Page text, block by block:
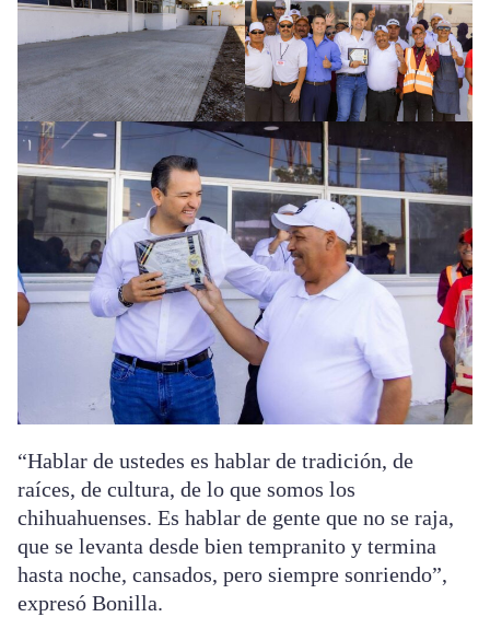
“Hablar de ustedes es hablar de tradición, de
raíces, de cultura, de lo que somos los
chihuahuenses. Es hablar de gente que no se raja,
que se levanta desde bien tempranito y termina
hasta noche, cansados, pero siempre sonriendo”,
expresó Bonilla.